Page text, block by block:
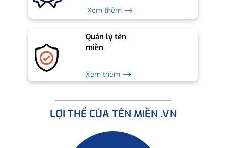
Xem thêm ⟶
Quản lý tên
miền
Xem thêm ⟶
LỢI THẾ CỦA TÊN MIỀN .VN